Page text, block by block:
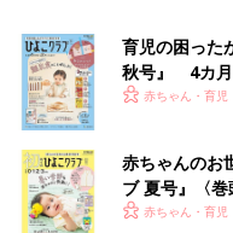
育児の困った
秋号』 4カ月
いっぱい！
赤ちゃん・育児
赤ちゃんのお
ブ 夏号』〈
く！ おっぱい
赤ちゃん・育児